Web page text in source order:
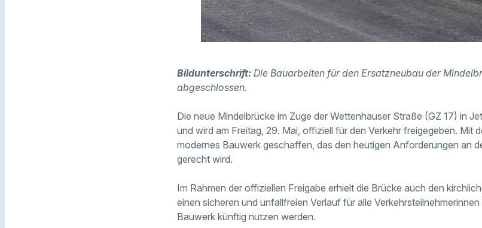
Bildunterschrift: Die Bauarbeiten für den Ersatzneubau der
abgeschlossen.
Die neue Mindelbrücke im Zuge der Wettenhauser Straße (GZ 17) in
und wird am Freitag, 29. Mai, offiziell für den Verkehr freigegeben. Mit
modernes Bauwerk geschaffen, das den heutigen Anforderungen an
gerecht wird.
Im Rahmen der offiziellen Freigabe erhielt die Brücke auch den
einen sicheren und unfallfreien Verlauf für alle
Bauwerk künftig nutzen werden.